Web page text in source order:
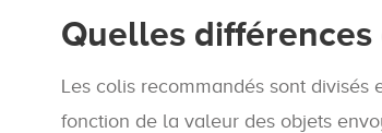
Quelles différences
Les colis recommandés sont
fonction de la valeur des objets